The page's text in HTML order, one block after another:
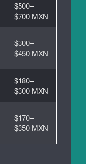
$500–
$700 MXN
$300–
$450 MXN
$180–
$300 MXN
$170–
$350 MXN